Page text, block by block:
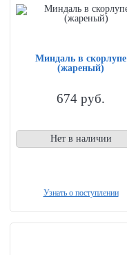
Миндаль в скорлупе
(жареный)
674 руб.
Нет в наличии
Узнать о поступлении